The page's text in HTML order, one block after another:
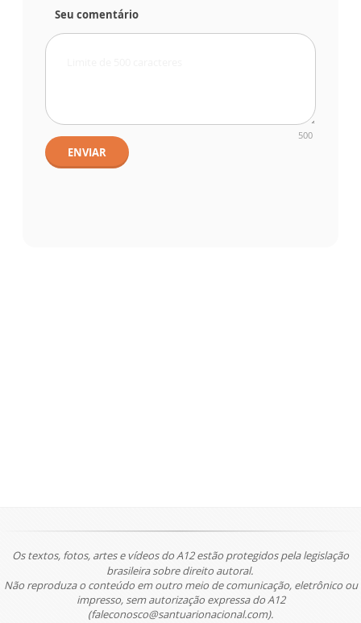
Seu comentário
500
ENVIAR
Os textos, fotos, artes e vídeos do A12 estão protegidos pela legislação
brasileira sobre direito autoral.
Não reproduza o conteúdo em outro meio de comunicação, eletrônico ou
impresso, sem autorização expressa do A12
(faleconosco@santuarionacional.com).